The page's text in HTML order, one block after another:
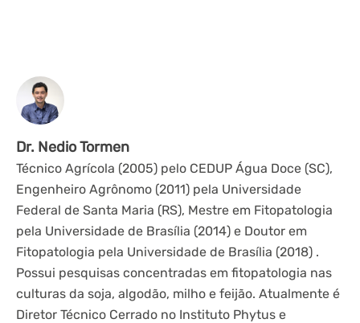
Dr. Nedio Tormen
Técnico Agrícola (2005) pelo CEDUP Água Doce (SC),
Engenheiro Agrônomo (2011) pela Universidade
Federal de Santa Maria (RS), Mestre em Fitopatologia
pela Universidade de Brasília (2014) e Doutor em
Fitopatologia pela Universidade de Brasília (2018) .
Possui pesquisas concentradas em fitopatologia nas
culturas da soja, algodão, milho e feijão. Atualmente é
Diretor Técnico Cerrado no Instituto Phytus e